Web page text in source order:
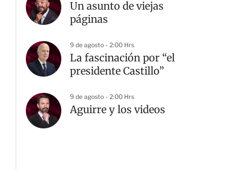
Un asunto de viejas
páginas
9 de agosto - 2:00 Hrs
La fascinación por “el
presidente Castillo”
9 de agosto - 2:00 Hrs
Aguirre y los videos